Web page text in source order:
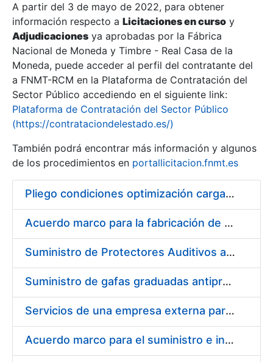
Erakutsi/Ezkutatu
Erakutsi/Ezkutatu
Erakutsi/Ezkutatu
Erakutsi/Ezkutatu
A partir del 3 de mayo de 2022, para obtener
información respecto a Licitaciones en curso y
Adjudicaciones ya aprobadas por la Fábrica
Nacional de Moneda y Timbre - Real Casa de la
Moneda, puede acceder al perfil del contratante del
a FNMT-RCM en la Plataforma de Contratación del
Sector Público accediendo en el siguiente link:
Plataforma de Contratación del Sector Público
(https://contrataciondelestado.es/)
También podrá encontrar más información y algunos
de los procedimientos en portallicitacion.fnmt.es
Pliego condiciones optimización cargas compras firmado
Acuerdo marco para la fabricación de piezas
Suministro de Protectores Auditivos a medida para las personas trabajadoras de los Centros de Trabajo de Madrid y Burgos
Suministro de gafas graduadas antiproyecciones para los trabajadores de la FNMT-RCM en los centros de trabajo de Madrid y Burgos
Servicios de una empresa externa para el asesoramiento y resolución de los recursos de alzada que se presentan relacionados con procesos de selección para la FNMT-RCM
Acuerdo marco para el suministro e instalación de persianas, estores y otros complementos